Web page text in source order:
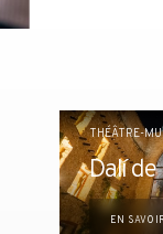
THÉÂTRE-
Dalí
EN